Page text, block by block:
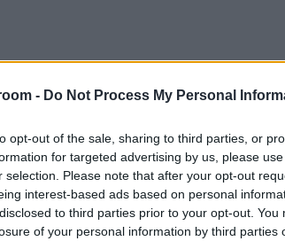
- Do Not Process My Personal
opt-out of the sale, sharing to third parties, or
for targeted advertising by us, please
selection. Please note that after your opt-out
interest-based ads based on personal
to third parties prior to your opt-out.
of your personal information by third parties